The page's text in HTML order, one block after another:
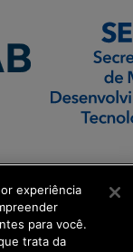
experiência
para você.
trata da